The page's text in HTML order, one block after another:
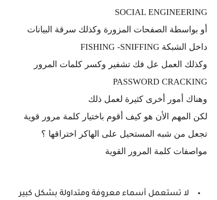
SOCIAL ENGINEERING
أو بواسطة الصفحات المزورة وكذلك سرقة البيانات
داخل الشبكة FISHING -SNIFFING
وكذلك العمل عل فك تشفير وكسر كلمات المرور
PASSWORD CRACKING
وهناك أمور أخرى كثيرة لعمل ذلك
لكن المهم الأن هو كيف أقوم باختيار كلمة مرور قوية
تجعل من شبه المستحيل على الهاكر اختراقها ؟
مواصفات كلمة المرور القوية
لا تستعمل أسماء معروفة ومتداولة بشكل كبير